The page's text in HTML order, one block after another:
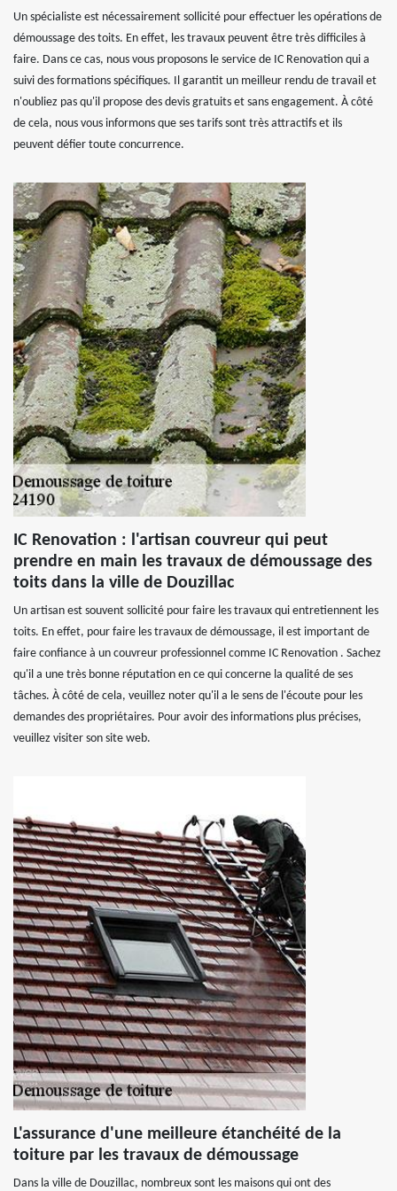
Un spécialiste est nécessairement sollicité pour effectuer les opérations de
démoussage des toits. En effet, les travaux peuvent être très difficiles à
faire. Dans ce cas, nous vous proposons le service de IC Renovation qui a
suivi des formations spécifiques. Il garantit un meilleur rendu de travail et
n'oubliez pas qu'il propose des devis gratuits et sans engagement. À côté
de cela, nous vous informons que ses tarifs sont très attractifs et ils
peuvent défier toute concurrence.
IC Renovation : l'artisan couvreur qui peut
prendre en main les travaux de démoussage des
toits dans la ville de Douzillac
Un artisan est souvent sollicité pour faire les travaux qui entretiennent les
toits. En effet, pour faire les travaux de démoussage, il est important de
faire confiance à un couvreur professionnel comme IC Renovation . Sachez
qu'il a une très bonne réputation en ce qui concerne la qualité de ses
tâches. À côté de cela, veuillez noter qu'il a le sens de l'écoute pour les
demandes des propriétaires. Pour avoir des informations plus précises,
veuillez visiter son site web.
L'assurance d'une meilleure étanchéité de la
toiture par les travaux de démoussage
Dans la ville de Douzillac, nombreux sont les maisons qui ont des